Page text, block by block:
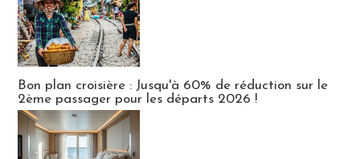
Bon plan croisière : Jusqu'à 60% de réduction sur le
2ème passager pour les départs 2026 !